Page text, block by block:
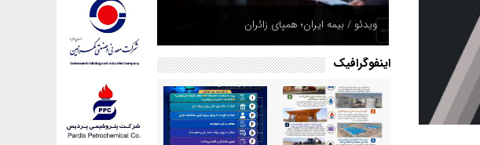
ویدئو / بیمه ایران؛ همپای زائران
اینفوگرافیک